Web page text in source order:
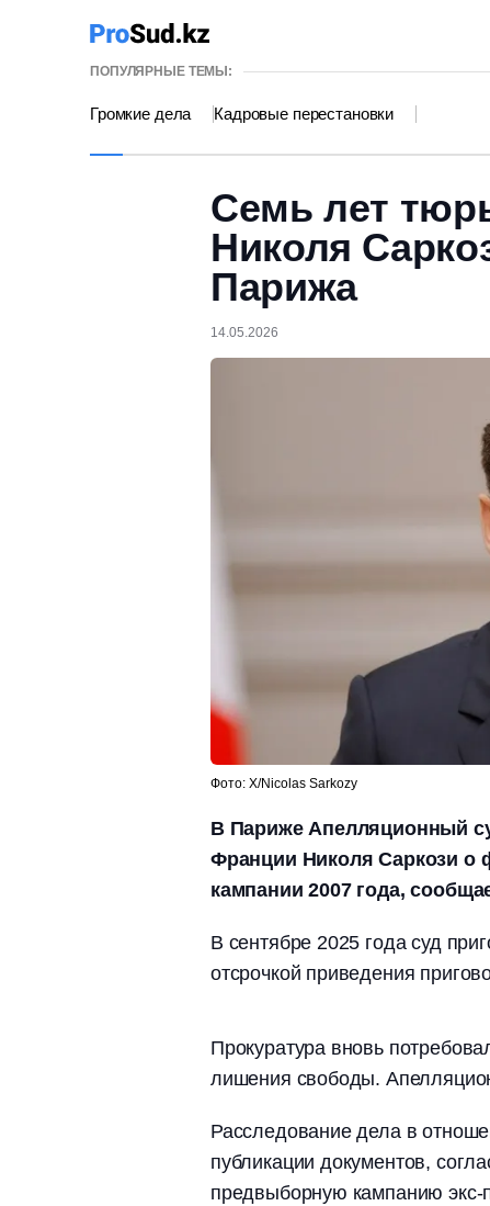
ПОПУЛЯРНЫЕ ТЕМЫ:
Громкие дела Кадровые перестановки
Семь лет
Николя
Парижа
14.05.2026
Фото: Х/Nicolas Sarkozy
В Париже Апелляционный
Франции Николя Саркози о
кампании 2007 года,
В сентябре 2025 года суд
отсрочкой приведения
Прокуратура вновь
лишения свободы.
Расследование дела в
публикации документов,
предвыборную кампанию экс-